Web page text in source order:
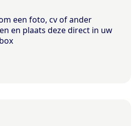
een foto, cv of ander
en plaats deze direct in uw